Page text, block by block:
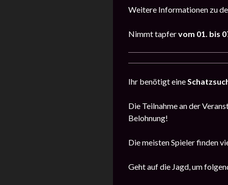
Weitere Informationen zu
Nimmt tapfervom 01. bis
Ihr benötigt eine
Die Teilnahme an der
Belohnung!
Die meisten Spieler finden
Geht auf die Jagd, um